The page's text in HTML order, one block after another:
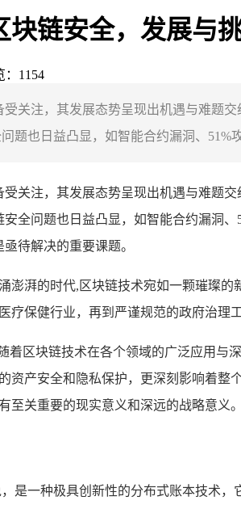
块链安全，发展与
：1154
受关注，其发展态势呈现出机遇与难题
题也日益凸显，如智能合约漏洞、
受关注，其发展态势呈现出机遇与难题
全问题也日益凸显，如智能合约漏洞
待解决的重要课题。
澎湃的时代,区块链技术宛如一颗璀璨
疗保健行业，再到严谨规范的政府治理
着区块链技术在各个领域的广泛应用
资产安全和隐私保护，更深刻影响着
至关重要的现实意义和深远的战略意义。
是一种极具创新性的分布式账本技术